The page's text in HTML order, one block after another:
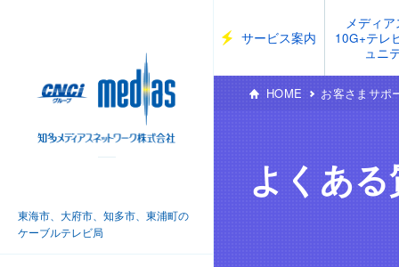
東海市、大府市、知多市、東浦町の
ケーブルテレビ局
サービス案内
メディ
10G+テレ
ュニ
HOME お客さまサポ
よくあ